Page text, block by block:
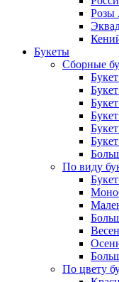
Розы
Букеты
Сборные
По виду
По цвету